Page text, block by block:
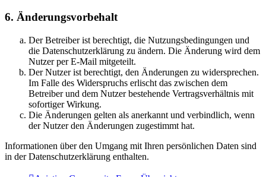
6. Änderungsvorbehalt
Der Betreiber ist berechtigt, die Nutzungsbedingungen und
die Datenschutzerklärung zu ändern. Die Änderung wird dem
Nutzer per E-Mail mitgeteilt.
Der Nutzer ist berechtigt, den Änderungen zu widersprechen.
Im Falle des Widerspruchs erlischt das zwischen dem
Betreiber und dem Nutzer bestehende Vertragsverhältnis mit
sofortiger Wirkung.
Die Änderungen gelten als anerkannt und verbindlich, wenn
der Nutzer den Änderungen zugestimmt hat.
Informationen über den Umgang mit Ihren persönlichen Daten sind
in der Datenschutzerklärung enthalten.